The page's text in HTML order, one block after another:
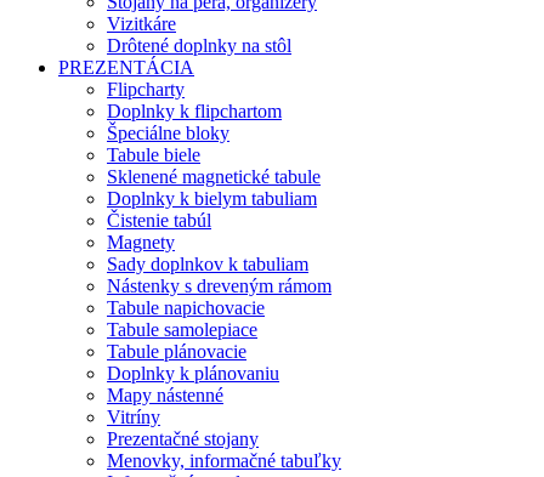
Vizitkáre
Drôtené doplnky na stôl
PREZENTÁCIA
Flipcharty
Doplnky k flipchartom
Špeciálne bloky
Tabule biele
Sklenené magnetické tabule
Doplnky k bielym tabuliam
Čistenie tabúl
Magnety
Sady doplnkov k tabuliam
Nástenky s dreveným rámom
Tabule napichovacie
Tabule samolepiace
Tabule plánovacie
Doplnky k plánovaniu
Mapy nástenné
Vitríny
Prezentačné stojany
Menovky, informačné tabuľky